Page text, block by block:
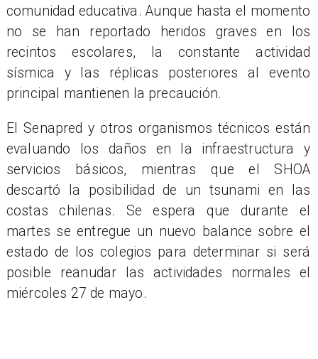
comunidad educativa. Aunque hasta el momento
no se han reportado heridos graves en los
recintos escolares, la constante actividad
sísmica y las réplicas posteriores al evento
principal mantienen la precaución.
El Senapred y otros organismos técnicos están
evaluando los daños en la infraestructura y
servicios básicos, mientras que el SHOA
descartó la posibilidad de un tsunami en las
costas chilenas. Se espera que durante el
martes se entregue un nuevo balance sobre el
estado de los colegios para determinar si será
posible reanudar las actividades normales el
miércoles 27 de mayo.